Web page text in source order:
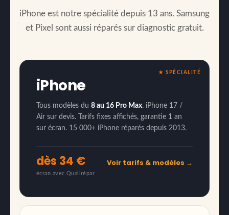
iPhone est notre spécialité depuis 13 ans. Samsung
et Pixel sont aussi réparés sur diagnostic gratuit.
★ SPÉCIALITÉ
iPhone
Tous modèles du 8 au 16 Pro Max. iPhone 17 /
Air sur devis. Tarifs fixes affichés, garantie 1 an
sur écran. 15 000+ iPhone réparés depuis 2013.
dès 34 €
écran avec Qualirépar
Voir tarifs & modèles →